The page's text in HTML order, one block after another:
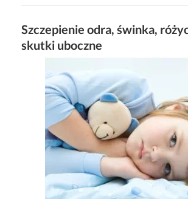
Szczepienie odra, świnka,
skutki uboczne